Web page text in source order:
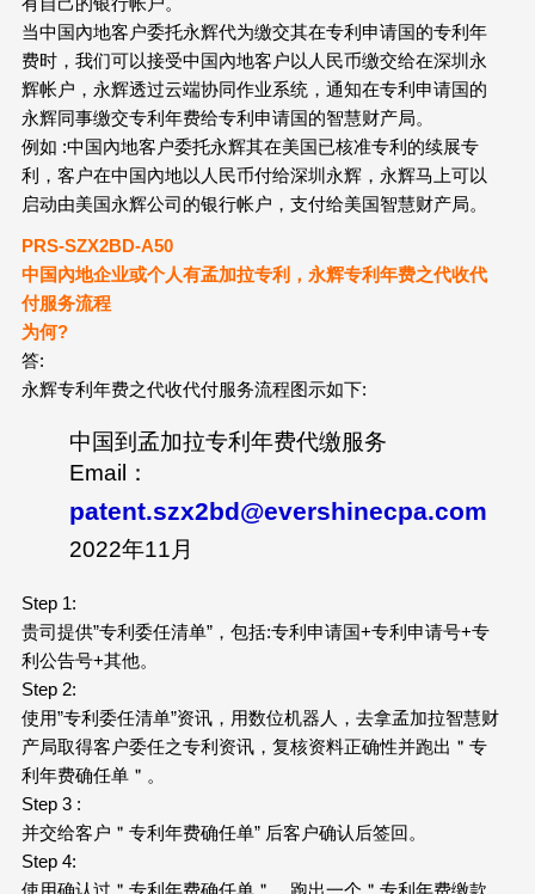
当中国內地客户委托永辉代为缴交其在专利申请国的专利年
费时，我们可以接受中国內地客户以人民币缴交给在深圳永
辉帐户，永辉透过云端协同作业系统，通知在专利申请国的
永辉同事缴交专利年费给专利申请国的智慧财产局。
例如 :中国內地客户委托永辉其在美国已核准专利的续展专
利，客户在中国內地以人民币付给深圳永辉，永辉马上可以
启动由美国永辉公司的银行帐户，支付给美国智慧财产局。
PRS-SZX2BD-A50
中国內地企业或个人有孟加拉专利，永辉专利年费之代收代
付服务流程
为何?
答:
永辉专利年费之代收代付服务流程图示如下:
中国到孟加拉专利年费代缴服务
Email：
patent.szx2bd@evershinecpa.com
2022年11月
Step 1:
贵司提供”专利委任清单”，包括:专利申请国+专利申请号+专
利公告号+其他。
Step 2:
使用”专利委任清单”资讯，用数位机器人，去拿孟加拉智慧财
产局取得客户委任之专利资讯，复核资料正确性并跑出＂专
利年费确任单＂。
Step 3 :
并交给客户＂专利年费确任单” 后客户确认后签回。
Step 4:
使用确认过＂专利年费确任单＂，跑出一个＂专利年费缴款